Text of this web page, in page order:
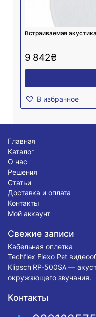
Встраиваемая
9 842₴
В избранное
Главная
Каталог
О нас
Решения
Статьи
Доставка и оплата
Контакты
Мой аккаунт
Свежие записи
Кабельная оплетка
Techflex Flexo Pet
Klipsch RP-500SA —
окружающего звучания.
Контакты